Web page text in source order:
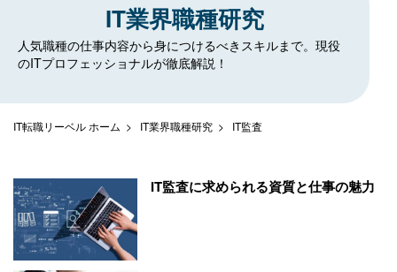
IT業界職種研究
人気職種の仕事内容から身につけるべきスキルまで。現役
のITプロフェッショナルが徹底解説！
IT転職リーベル ホーム IT業界職種研究 IT監査
IT監査に求められる資質と仕事の魅力